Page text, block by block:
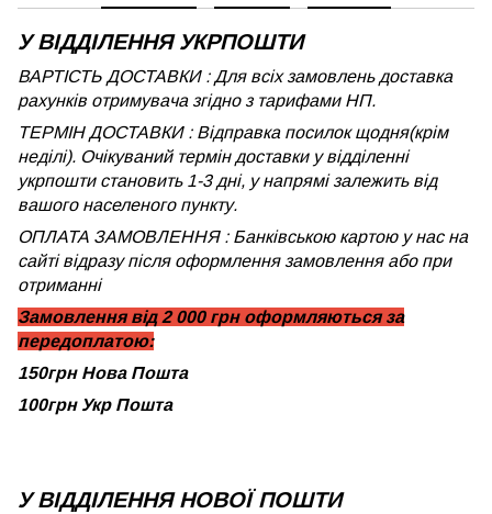
У ВІДДІЛЕННЯ УКРПОШТИ
ВАРТІСТЬ ДОСТАВКИ : Для всіх замовлень доставка
рахунків отримувача згідно з тарифами НП.
ТЕРМІН ДОСТАВКИ : Відправка посилок щодня(крім
неділі). Очікуваний термін доставки у відділенні
укрпошти становить 1-3 дні, у напрямі залежить від
вашого населеного пункту.
ОПЛАТА ЗАМОВЛЕННЯ : Банківською картою у нас на
сайті відразу після оформлення замовлення або при
отриманні
Замовлення від 2 000 грн оформляються за
передоплатою:
150грн Нова Пошта
100грн Укр Пошта
У ВІДДІЛЕННЯ НОВОЇ ПОШТИ